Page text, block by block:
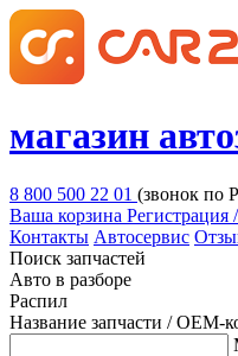
магазин
8 800 500 22 01 (звонок по
Ваша корзина Регистрация
Контакты Автосервис
Поиск запчастей
Авто в разборе
Распил
Название запчасти / OEM-